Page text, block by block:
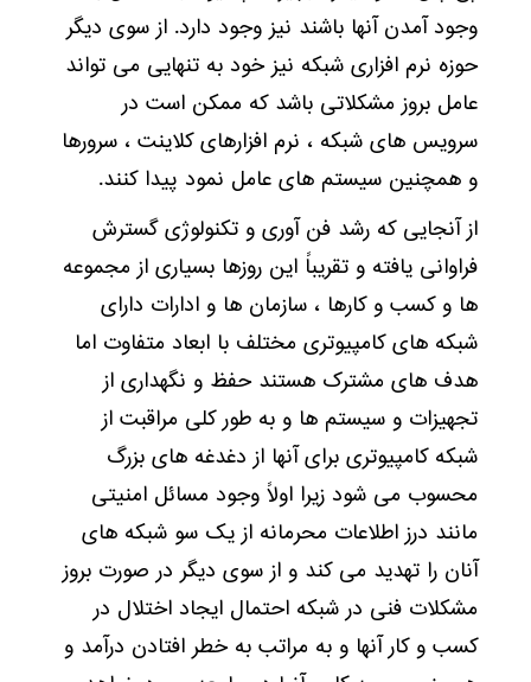
وجود آمدن آنها باشند نیز وجود دارد. از سوی دیگر
حوزه نرم افزاری شبکه نیز خود به تنهایی می تواند
عامل بروز مشکلاتی باشد که ممکن است در
سرویس های شبکه ، نرم افزارهای کلاینت ، سرورها
و همچنین سیستم های عامل نمود پیدا کنند.
از آنجایی که رشد فن آوری و تکنولوژی گسترش
فراوانی یافته و تقریباً این روزها بسیاری از مجموعه
ها و کسب و کارها ، سازمان ها و ادارات دارای
شبکه های کامپیوتری مختلف با ابعاد متفاوت اما
هدف های مشترک هستند حفظ و نگهداری از
تجهیزات و سیستم ها و به طور کلی مراقبت از
شبکه کامپیوتری برای آنها از دغدغه های بزرگ
محسوب می شود زیرا اولاً وجود مسائل امنیتی
مانند درز اطلاعات محرمانه از یک سو شبکه های
آنان را تهدید می کند و از سوی دیگر در صورت بروز
مشکلات فنی در شبکه احتمال ایجاد اختلال در
کسب و کار آنها و به مراتب به خطر افتادن درآمد و